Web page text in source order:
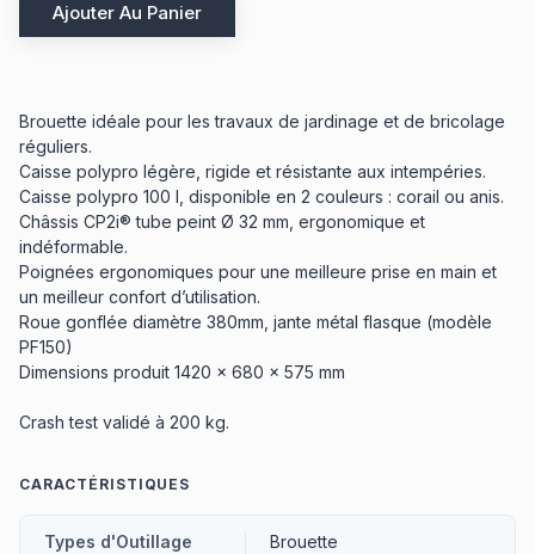
Ajouter Au Panier
Brouette idéale pour les travaux de jardinage et de bricolage
réguliers.
Caisse polypro légère, rigide et résistante aux intempéries.
Caisse polypro 100 l, disponible en 2 couleurs : corail ou anis.
Châssis CP2i® tube peint Ø 32 mm, ergonomique et
indéformable.
Poignées ergonomiques pour une meilleure prise en main et
un meilleur confort d’utilisation.
Roue gonflée diamètre 380mm, jante métal flasque (modèle
PF150)
Dimensions produit 1420 x 680 x 575 mm
Crash test validé à 200 kg.
CARACTÉRISTIQUES
Types d'Outillage Brouette